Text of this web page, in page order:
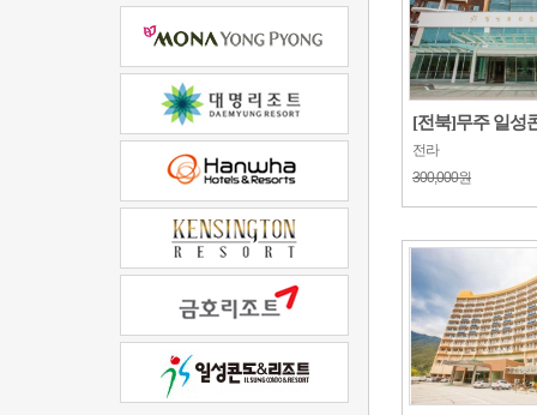
[전북]무주 일성
전라
300,000원